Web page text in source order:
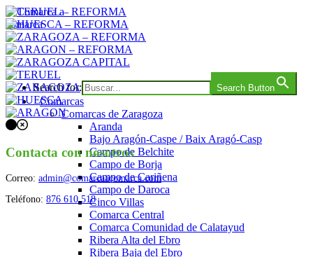
Saltar
al
contenido
Comarca a comarca
Search for: Search Button
Comarcas
Comarcas de Zaragoza
Aranda
Bajo Aragón-Caspe / Baix Aragó-Casp
Campo de Belchite
Campo de Borja
Campo de Cariñena
Campo de Daroca
Cinco Villas
Comarca Central
Comarca Comunidad de Calatayud
Ribera Alta del Ebro
Ribera Baja del Ebro
Contacta con nosotros
Correo: admin@comarcaacomarca.com
Teléfono: 876 610 518